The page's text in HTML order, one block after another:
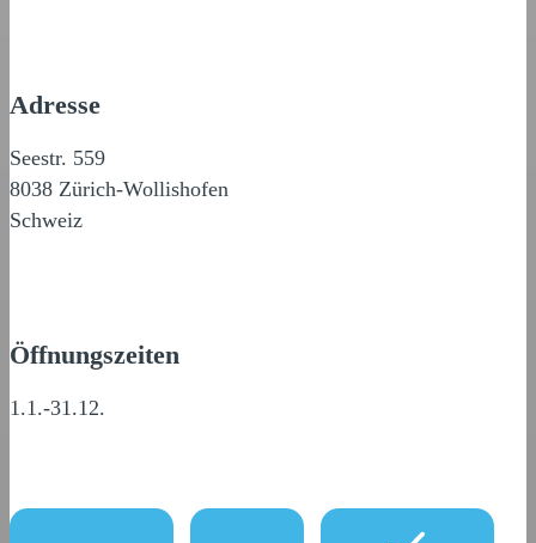
Adresse
Seestr. 559
8038 Zürich-Wollishofen
Schweiz
Öffnungszeiten
1.1.-31.12.